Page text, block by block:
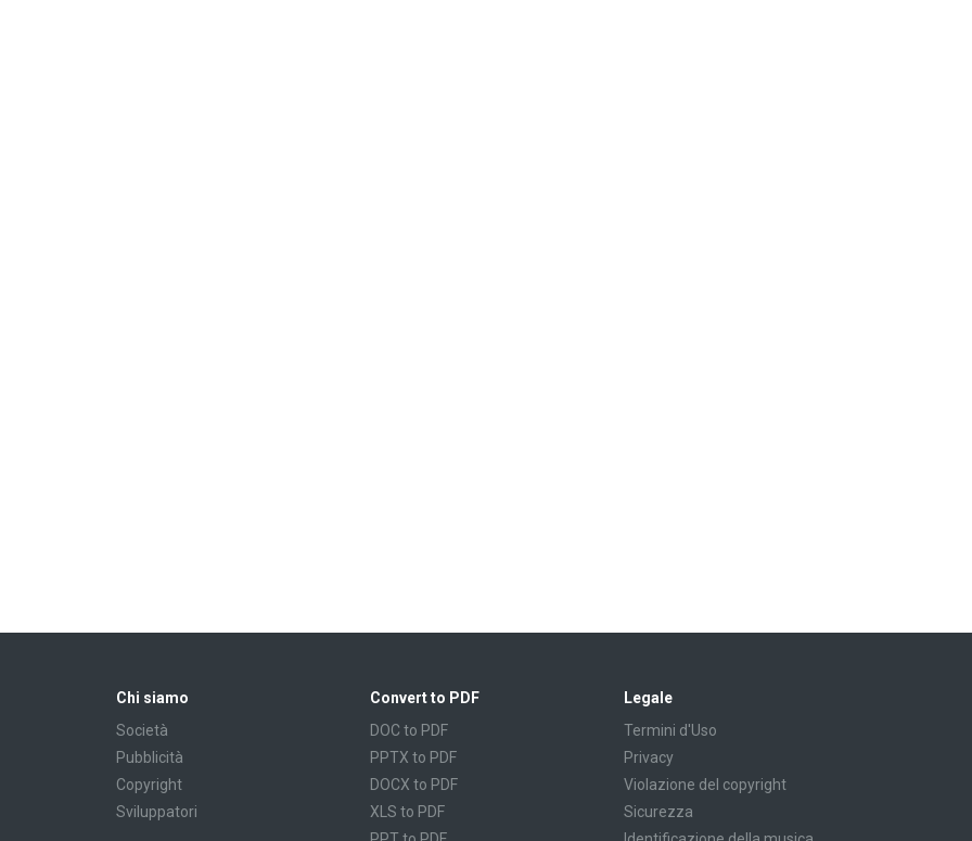
Chi siamo
Società
Pubblicità
Copyright
Sviluppatori
Convert to PDF
DOC to PDF
PPTX to PDF
DOCX to PDF
XLS to PDF
Legale
Termini d'Uso
Privacy
Violazione del copyright
Sicurezza